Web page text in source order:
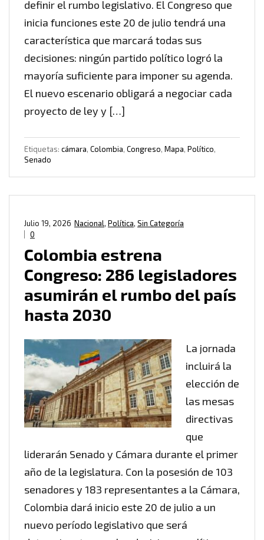
definir el rumbo legislativo. El Congreso que
inicia funciones este 20 de julio tendrá una
característica que marcará todas sus
decisiones: ningún partido político logró la
mayoría suficiente para imponer su agenda.
El nuevo escenario obligará a negociar cada
proyecto de ley y […]
Etiquetas: cámara, Colombia, Congreso, Mapa, Político,
Senado
Nacional, Política, Sin Categoría
Julio 19, 2026
0
Colombia estrena
Congreso: 286 legisladores
asumirán el rumbo del país
hasta 2030
La jornada
incluirá la
elección de
las mesas
directivas
que
liderarán Senado y Cámara durante el primer
año de la legislatura. Con la posesión de 103
senadores y 183 representantes a la Cámara,
Colombia dará inicio este 20 de julio a un
nuevo período legislativo que será